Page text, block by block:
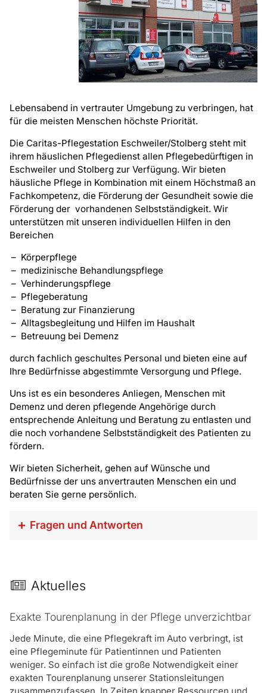
Lebensabend in vertrauter Umgebung zu verbringen, hat
für die meisten Menschen höchste Priorität.
Die Caritas-Pflegestation Eschweiler/Stolberg steht mit
ihrem häuslichen Pflegedienst allen Pflegebedürftigen in
Eschweiler und Stolberg zur Verfügung. Wir bieten
häusliche Pflege in Kombination mit einem Höchstmaß an
Fachkompetenz, die Förderung der Gesundheit sowie die
Förderung der vorhandenen Selbstständigkeit. Wir
unterstützen mit unseren individuellen Hilfen in den
Bereichen
Körperpflege
medizinische Behandlungspflege
Verhinderungspflege
Pflegeberatung
Beratung zur Finanzierung
Alltagsbegleitung und Hilfen im Haushalt
Betreuung bei Demenz
durch fachlich geschultes Personal und bieten eine auf
Ihre Bedürfnisse abgestimmte Versorgung und Pflege.
Uns ist es ein besonderes Anliegen, Menschen mit
Demenz und deren pflegende Angehörige durch
entsprechende Anleitung und Beratung zu entlasten und
die noch vorhandene Selbstständigkeit des Patienten zu
fördern.
Wir bieten Sicherheit, gehen auf Wünsche und
Bedürfnisse der uns anvertrauten Menschen ein und
beraten Sie gerne persönlich.
Fragen und Antworten
(fachlich korrekt heißt das: „Begutachtung zur
Pflegekasse, um den MDK (Medizinische Dienst der
Krankenkassen) mit einem Gutachten zu beauftragen.
Der MDK teilt dem Antragsteller den
Begutachtungstermin frühzeitig mit.
Wovon hängt die Höhe des Pflegegrads ab?
Aktuelles
Exakte Tourenplanung in der Pflege unverzichtbar
Jede Minute, die eine Pflegekraft im Auto verbringt, ist
eine Pflegeminute für Patientinnen und Patienten
weniger. So einfach ist die große Notwendigkeit einer
exakten Tourenplanung unserer Stationsleitungen